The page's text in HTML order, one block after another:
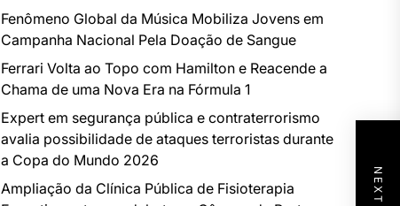
Fenômeno Global da Música Mobiliza Jovens em
Campanha Nacional Pela Doação de Sangue
Ferrari Volta ao Topo com Hamilton e Reacende a
Chama de uma Nova Era na Fórmula 1
Expert em segurança pública e contraterrorismo
avalia possibilidade de ataques terroristas durante
a Copa do Mundo 2026
Ampliação da Clínica Pública de Fisioterapia